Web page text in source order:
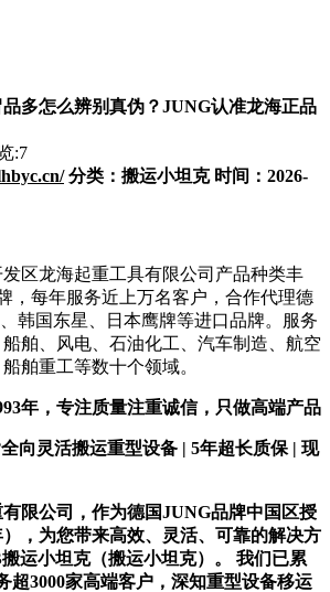
多怎么辨别真伪？JUNG认准龙海正品
:7
分类 ： 搬运小坦克 时间：2026-
区龙海起重工具有限公司产品种类丰
，每年服务近上万名客户，合作代理德
韩国东星、日本鹰牌等进口品牌。服务
舶、风电、石油化工、汽车制造、航空
舶重工等数十个领域。
年，专注质量注重诚信，只做高端产品
向灵活搬运重型设备 | 5年超长质保 | 现
有限公司
，作为德国JUNG品牌中国区授
，为您带来高效、灵活、可靠的解决方
搬运小坦克（搬运小坦克）。
我们已累
超3000家高端客户，深知重型设备移运